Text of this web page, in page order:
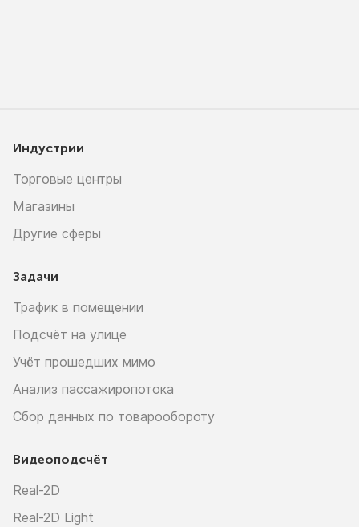
Индустрии
Торговые центры
Магазины
Другие сферы
Задачи
Трафик в помещении
Подсчёт на улице
Учёт прошедших мимо
Анализ пассажиропотока
Сбор данных по товарообороту
Видеоподсчёт
Real-2D
Real-2D Light